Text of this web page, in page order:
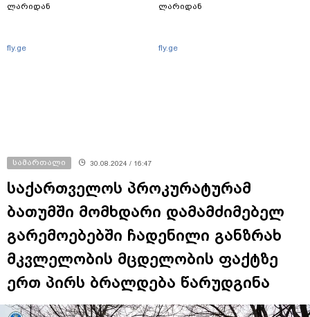
ლარიდან
fly.ge
ლარიდან
fly.ge
სამართალი 30.08.2024 / 16:47
საქართველოს პროკურატურამ
ბათუმში მომხდარი დამამძიმებელ
გარემოებებში ჩადენილი განზრახ
მკვლელობის მცდელობის ფაქტზე
ერთ პირს ბრალდება წარუდგინა